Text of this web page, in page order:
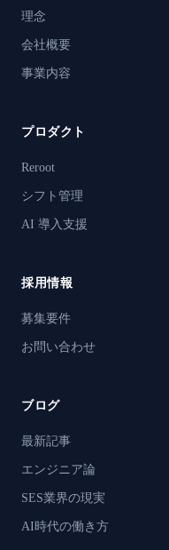
理念
会社概要
事業内容
プロダクト
Reroot
シフト管理
AI 導入支援
採用情報
募集要件
お問い合わせ
ブログ
最新記事
エンジニア論
SES業界の現実
AI時代の働き方